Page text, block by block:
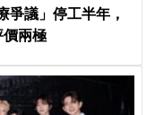
爭議」停工半年，
價兩極